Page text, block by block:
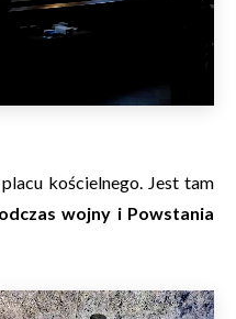
placu kościelnego. Jest tam
wojny i Powstania